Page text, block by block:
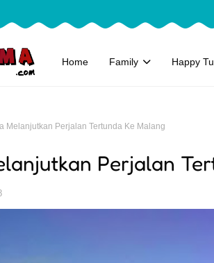
Home Family Happy
Melanjutkan Perjalan Tertunda Ke Malang
Perjalan